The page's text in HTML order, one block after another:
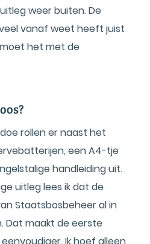
weer buiten. De
vanaf weet heeft juist
het met de
rollen er naast het
een A4-tje
handleiding uit.
uitleg lees ik dat de
Staatsbosbeheer al in
Dat maakt de eerste
Ik hoef alleen